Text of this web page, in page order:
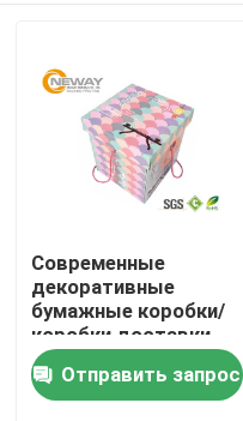
Дом
Современные
декоративные
бумажные коробки/
коробки доставки
цветка с бумагой
искусства для
партии
Отправить запрос